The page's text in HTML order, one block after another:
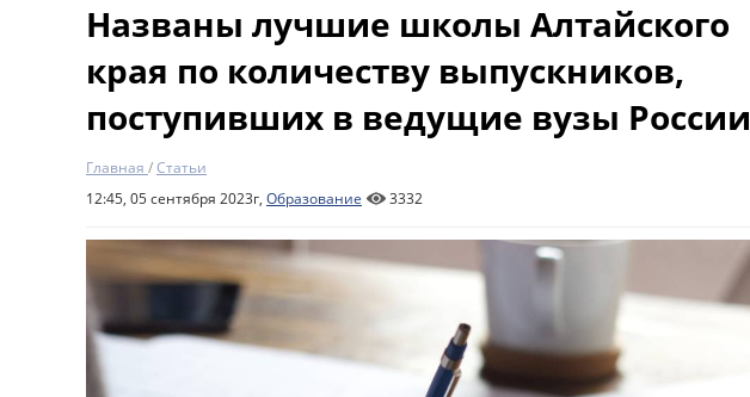
Названы лучшие школы Алтайского
края по количеству выпускников,
поступивших в ведущие вузы России
Главная /Статьи
12:45, 05 сентября 2023г, Образование 3332